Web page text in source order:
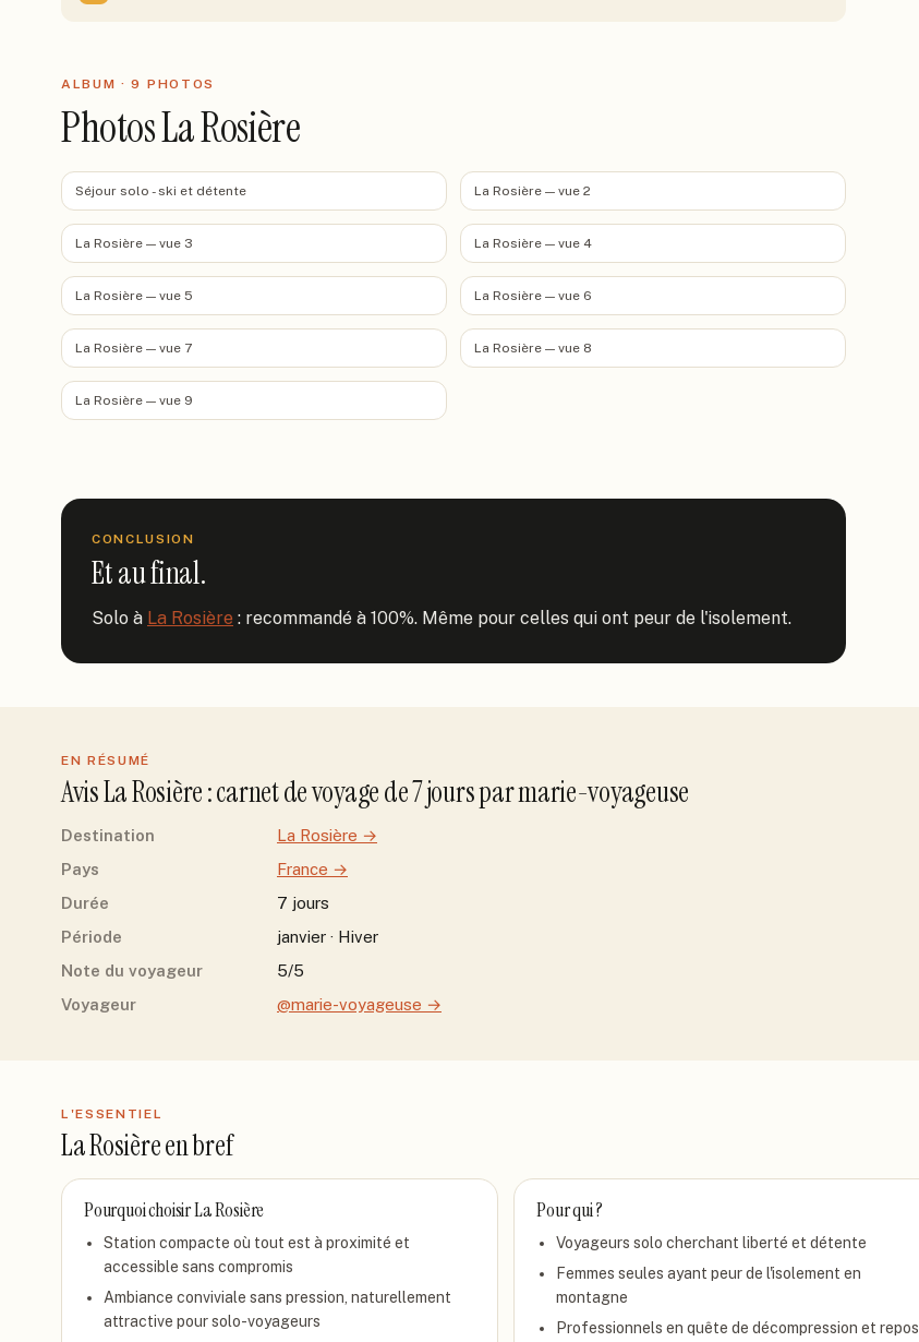
ALBUM ·9 PHOTOS
Photos La Rosière
Séjour solo - ski et détente La Rosière — vue 2
La Rosière — vue 3 La Rosière — vue 4
La Rosière — vue 5 La Rosière — vue 6
La Rosière — vue 7 La Rosière — vue 8
La Rosière — vue 9
CONCLUSION
Et au final.
Solo à La Rosière : recommandé à 100%. Même pour celles qui ont peur de l'isolement.
EN RÉSUMÉ
AvisLa Rosière: carnet de voyage de7joursparmarie-voyageuse
Destination La Rosière →
Pays
France →
Durée
7 jours
Période
janvier · Hiver
Note du voyageur
5/5
Voyageur
@marie-voyageuse →
L'ESSENTIEL
La Rosièreen bref
Pourquoi choisirLa Rosière
Station compacte où tout est à proximité et
accessible sans compromis
Ambiance conviviale sans pression, naturellement
attractive pour solo-voyageurs
Pour qui ?
Voyageurs solo cherchant liberté et détente
Femmes seules ayant peur de l'isolement en
montagne
Professionnels en quête de décompression et repos